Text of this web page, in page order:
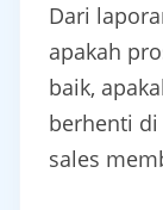
Dari
apakah
baik,
berhenti
sales